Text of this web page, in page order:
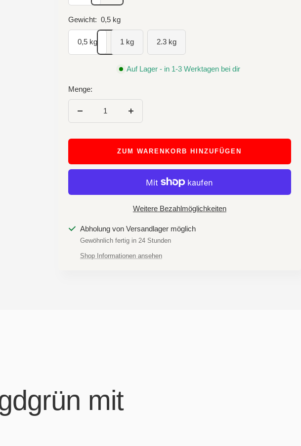
Gewicht: 0,5 kg
0,5 kg 1 kg 2.3 kg
Auf Lager - in 1-3 Werktagen bei dir
Menge:
ZUM WARENKORB HINZUFÜGEN
Weitere Bezahlmöglichkeiten
Abholung von Versandlager möglich
Gewöhnlich fertig in 24 Stunden
Shop Informationen ansehen
mit